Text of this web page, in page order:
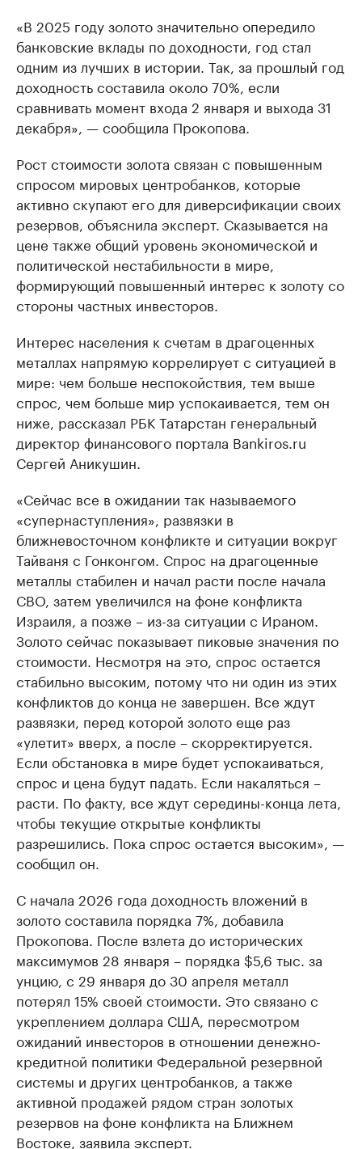
«В 2025 году золото значительно опередило
банковские вклады по доходности, год стал
одним из лучших в истории. Так, за прошлый год
доходность составила около 70%, если
сравнивать момент входа 2 января и выхода 31
декабря», — сообщила Прокопова.
Рост стоимости золота связан с повышенным
спросом мировых центробанков, которые
активно скупают его для диверсификации своих
резервов, объяснила эксперт. Сказывается на
цене также общий уровень экономической и
политической нестабильности в мире,
формирующий повышенный интерес к золоту со
стороны частных инвесторов.
Интерес населения к счетам в драгоценных
металлах напрямую коррелирует с ситуацией в
мире: чем больше неспокойствия, тем выше
спрос, чем больше мир успокаивается, тем он
ниже, рассказал РБК Татарстан генеральный
директор финансового портала Bankiros.ru
Сергей Аникушин.
«Сейчас все в ожидании так называемого
«супернаступления», развязки в
ближневосточном конфликте и ситуации вокруг
Тайваня с Гонконгом. Спрос на драгоценные
металлы стабилен и начал расти после начала
СВО, затем увеличился на фоне конфликта
Израиля, а позже – из-за ситуации с Ираном.
Золото сейчас показывает пиковые значения по
стоимости. Несмотря на это, спрос остается
стабильно высоким, потому что ни один из этих
конфликтов до конца не завершен. Все ждут
развязки, перед которой золото еще раз
«улетит» вверх, а после – скорректируется.
Если обстановка в мире будет успокаиваться,
спрос и цена будут падать. Если накаляться –
расти. По факту, все ждут середины-конца лета,
чтобы текущие открытые конфликты
разрешились. Пока спрос остается высоким», —
сообщил он.
С начала 2026 года доходность вложений в
золото составила порядка 7%, добавила
Прокопова. После взлета до исторических
максимумов 28 января – порядка $5,6 тыс. за
унцию, с 29 января до 30 апреля металл
потерял 15% своей стоимости. Это связано с
укреплением доллара США, пересмотром
ожиданий инвесторов в отношении денежно-
кредитной политики Федеральной резервной
системы и других центробанков, а также
активной продажей рядом стран золотых
резервов на фоне конфликта на Ближнем
Востоке, заявила эксперт.